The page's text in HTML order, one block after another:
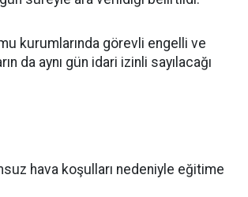
kurumlarında görevli engelli ve
da aynı gün idari izinli sayılacağı
hava koşulları nedeniyle eğitime